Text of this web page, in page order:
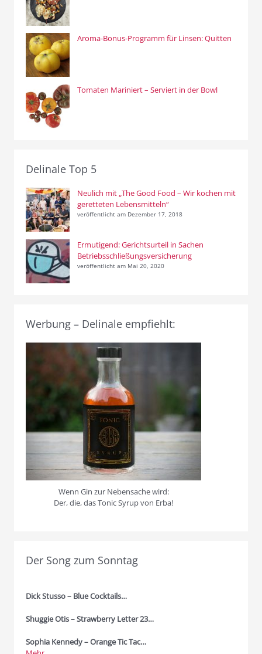
Aroma-Bonus-Programm für Linsen: Quitten
Tomaten Mariniert – Serviert in der Bowl
Delinale Top 5
Neulich mit „The Good Food – Wir kochen mit
geretteten Lebensmitteln“
veröffentlicht am Dezember 17, 2018
Ermutigend: Gerichtsurteil in Sachen
Betriebsschließungsversicherung
veröffentlicht am Mai 20, 2020
Werbung – Delinale empfiehlt:
Wenn Gin zur Nebensache wird:
Der, die, das Tonic Syrup von Erba!
Der Song zum Sonntag
Dick Stusso – Blue Cocktails…
Shuggie Otis – Strawberry Letter 23…
Sophia Kennedy – Orange Tic Tac…